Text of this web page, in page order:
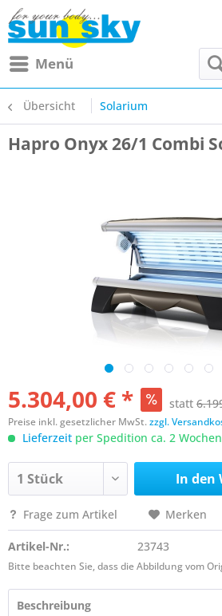
Menü
Übersicht Solarium
Hapro Onyx 26/1 Combi
5.304,00 € * statt
Preise inkl. gesetzlicher MwSt.zzgl.
Lieferzeit per Spedition ca. 2 Wochen
In den
Frage zum Artikel Merken
Artikel-Nr.: 23743
Bitte beachten Sie, dass die Abbildung vom
Beschreibung